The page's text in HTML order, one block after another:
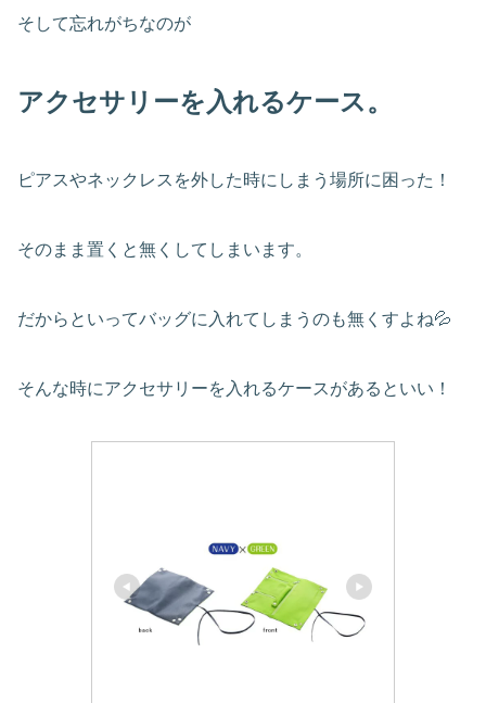
そして忘れがちなのが
アクセサリーを入れるケース。
ピアスやネックレスを外した時にしまう場所に困った！
そのまま置くと無くしてしまいます。
だからといってバッグに入れてしまうのも無くすよね💦
そんな時にアクセサリーを入れるケースがあるといい！